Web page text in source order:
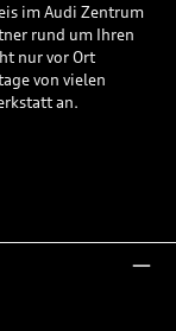
im Audi Zentrum
rund um Ihren
nur vor Ort
von vielen
an.